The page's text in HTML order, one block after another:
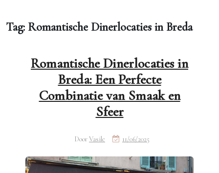
Tag: Romantische Dinerlocaties in Breda
Romantische Dinerlocaties in
Breda: Een Perfecte
Combinatie van Smaak en
Sfeer
DoorVasile 11/06/2025